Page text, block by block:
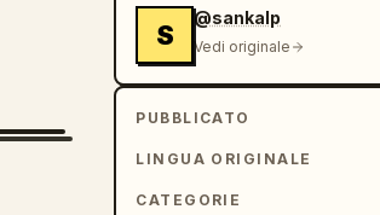
S
@sankalp
Vedi originale
PUBBLICATO
LINGUA ORIGINALE
CATEGORIE